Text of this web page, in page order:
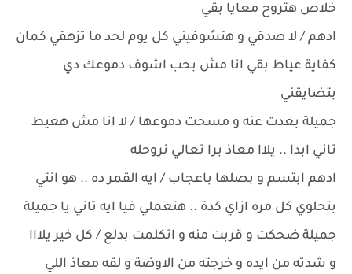
خلاص هتروح معايا بقي
ادهم / لا صدقي و هتشوفيني كل يوم لحد ما تزهقي كمان
كفاية عياط بقي انا مش بحب اشوف دموعك دي
بتضايقني
جميلة بعدت عنه و مسحت دموعها / لا انا مش هعيط
تاني ابدا .. يلاا معاذ برا تعالي نروحله
ادهم ابتسم و بصلها باعجاب / ايه القمر ده .. هو انتي
بتحلوي كل مره ازاي كدة .. هتعملي فيا ايه تاني يا جميلة
جميلة ضحكت و قربت منه و اتكلمت بدلع / كل خير يلااا
و شدته من ايده و خرجته من الاوضة و لقه معاذ اللي